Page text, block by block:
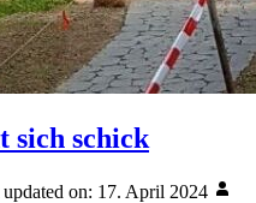
sich schick
on: 17. April 2024